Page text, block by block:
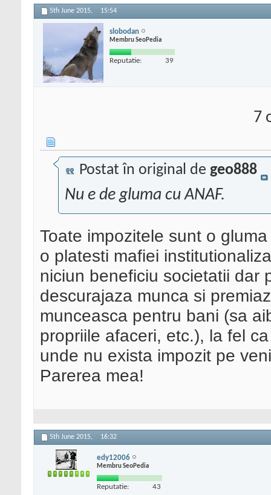
5th June 2015, 15:54
slobodan
Membru SeoPedia
Reputatie: 39
7
Postat în original de geo888
Nu e de gluma cu ANAF.
Toate impozitele sunt o
o platesti mafiei
niciun beneficiu societatii dar
descurajaza munca si
munceasca pentru bani (sa
propriile afaceri, etc.), la fel
unde nu exista impozit pe
Parerea mea!
5th June 2015, 16:32
edy12006
Membru SeoPedia
Reputatie: 43